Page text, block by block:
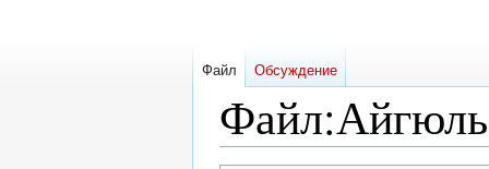
Файл:
Файл Обсуждение